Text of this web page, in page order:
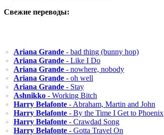
Свежие переводы:
Ariana Grande - bad thing (bunny hop)
Ariana Grande - Like I Do
Ariana Grande - nowhere, nobody
Ariana Grande - oh well
Ariana Grande - Stay
Ashnikko - Working Bitch
Harry Belafonte - Abraham, Martin and John
Harry Belafonte - By the Time I Get to Phoenix
Harry Belafonte - Crawdad Song
Harry Belafonte - Gotta Travel On